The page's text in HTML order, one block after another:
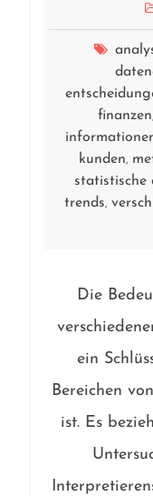
finanzen
kunden,
statistische
trends,
Die
ein
Bereichen
ist. Es